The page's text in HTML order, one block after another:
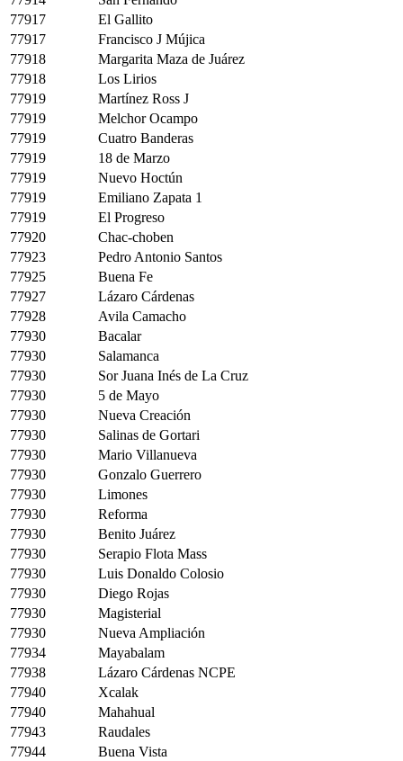
77917
El Gallito
77917
Francisco J Mújica
77918
Margarita Maza de Juárez
77918
Los Lirios
77919
Martínez Ross J
77919
Melchor Ocampo
77919
Cuatro Banderas
77919
18 de Marzo
77919
Nuevo Hoctún
77919
Emiliano Zapata 1
77919
El Progreso
77920
Chac-choben
77923
Pedro Antonio Santos
77925
Buena Fe
77927
Lázaro Cárdenas
77928
Avila Camacho
77930
Bacalar
77930
Salamanca
77930
Sor Juana Inés de La Cruz
77930
5 de Mayo
77930
Nueva Creación
77930
Salinas de Gortari
77930
Mario Villanueva
77930
Gonzalo Guerrero
77930
Limones
77930
Reforma
77930
Benito Juárez
77930
Serapio Flota Mass
77930
Luis Donaldo Colosio
77930
Diego Rojas
77930
Magisterial
77930
Nueva Ampliación
77934
Mayabalam
77938
Lázaro Cárdenas NCPE
77940
Xcalak
77940
Mahahual
77943
Raudales
77944
Buena Vista